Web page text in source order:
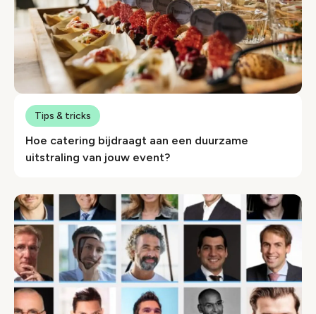
Hoe catering bijdraagt aan een duurzame
uitstraling van jouw event?
Tips & tricks